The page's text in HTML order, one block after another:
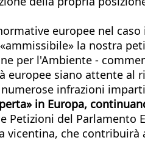
europee nel
la nostra
per l'Ambiente -
siano attente al
infrazioni
in Europa,
Petizioni del Parlamento
vicentina, che